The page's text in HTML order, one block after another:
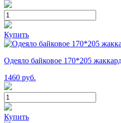
Купить
Одеяло байковое 170*205
1460 руб.
Купить